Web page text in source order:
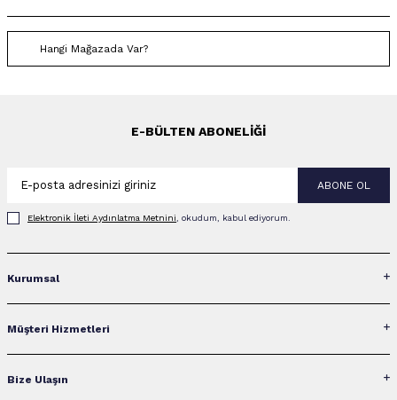
Hangi Mağazada Var?
E-BÜLTEN ABONELIĞI
ABONE OL
Elektronik İleti Aydınlatma Metni‌ni , okudum, kabul ediyorum.
Kurumsal
Müşteri Hizmetleri
Bize Ulaşın